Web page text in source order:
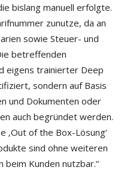
bislang manuell erfolgte.
zunutze, da an
sowie Steuer- und
betreffenden
eigens trainierter Deep
sondern auf Basis
und Dokumenten oder
auch begründet werden.
‚Out of the Box-Lösung‘
sind ohne weiteren
Kunden nutzbar.“